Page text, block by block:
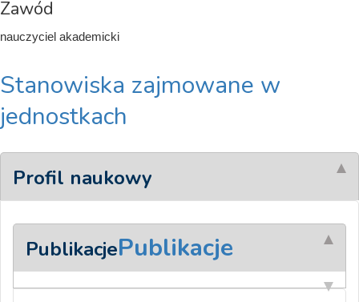
Zawód
nauczyciel akademicki
Stanowiska zajmowane w
jednostkach
Profil naukowy
PublikacjePublikacje